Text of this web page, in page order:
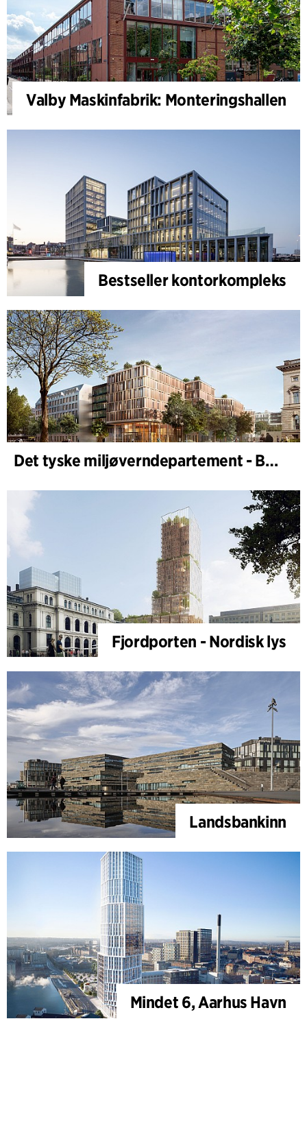
Valby Maskinfabrik: Monteringshallen
Bestseller kontorkompleks
Det tyske miljøverndepartement - BMUKN
Fjordporten - Nordisk lys
Landsbankinn
Mindet 6, Aarhus Havn